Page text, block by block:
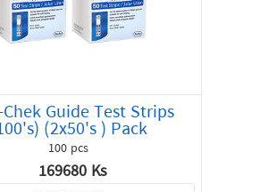
Guide Test Strips
(2x50's ) Pack
100 pcs
169680 Ks